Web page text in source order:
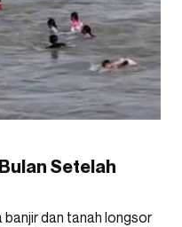
Setelah
dan tanah longsor